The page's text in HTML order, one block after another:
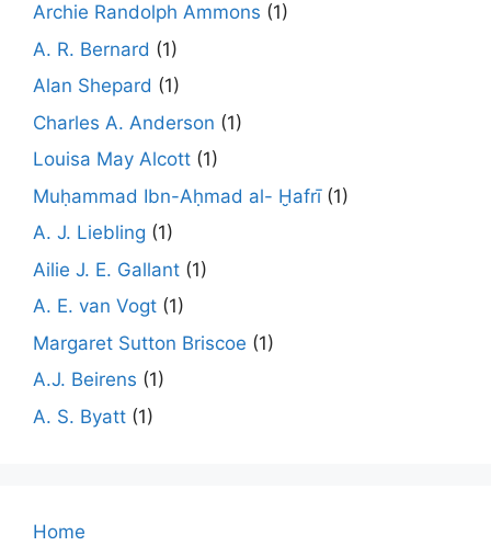
Archie Randolph Ammons (1)
A. R. Bernard (1)
Alan Shepard (1)
Charles A. Anderson (1)
Louisa May Alcott (1)
Muḥammad Ibn-Aḥmad al- Ḫafrī(1)
A. J. Liebling (1)
Ailie J. E. Gallant (1)
A. E. van Vogt (1)
Margaret Sutton Briscoe (1)
A.J. Beirens (1)
A. S. Byatt (1)
Home